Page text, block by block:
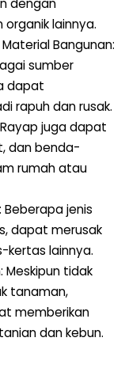
dengan
lainnya.
Bangunan:
sumber
dapat
rapuh dan rusak.
juga dapat
dan benda-
rumah atau
Beberapa jenis
dapat merusak
kertas lainnya.
Meskipun tidak
tanaman,
memberikan
dan kebun.